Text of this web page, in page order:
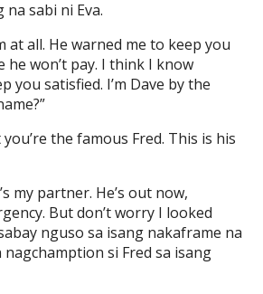
na sabi ni Eva.
at all. He warned me to keep you
he won’t pay. I think I know
you satisfied. I’m Dave by the
the famous Fred. This is his
my partner. He’s out now,
But don’t worry I looked
nguso sa isang nakaframe na
si Fred sa isang